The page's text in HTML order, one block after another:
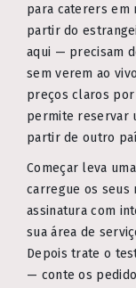
para caterers em
partir do
aqui — precisam
sem verem ao
preços claros por
permite reservar
partir de outro
Começar leva
carregue os seus
assinatura com
sua área de
Depois trate o
— conte os